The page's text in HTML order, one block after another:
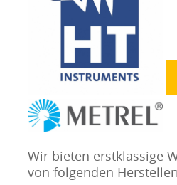
Wir bieten erstklassige
von folgenden